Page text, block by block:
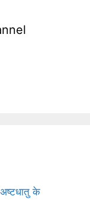
अष्टधातु के